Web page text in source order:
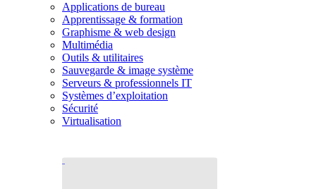
Applications de bureau
Apprentissage & formation
Graphisme & web design
Multimédia
Outils & utilitaires
Sauvegarde & image système
Serveurs & professionnels IT
Systèmes d’exploitation
Sécurité
Virtualisation